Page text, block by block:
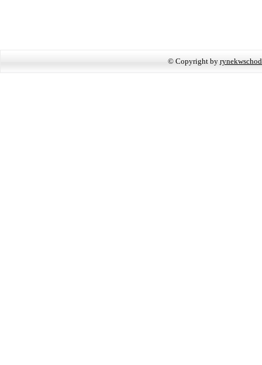
© Copyright by